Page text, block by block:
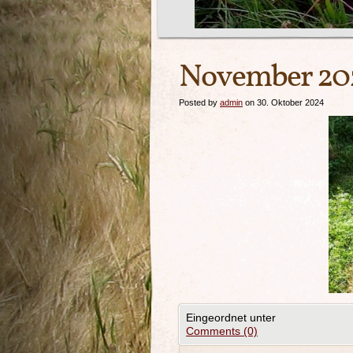
November
Posted by admin on 30. Oktober 2024
Eingeordnet unter
Comments (0)